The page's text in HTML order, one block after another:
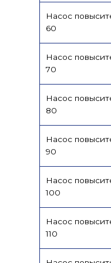
Насос
60
Насос
70
Насос
80
Насос
90
Насос
100
Насос
110